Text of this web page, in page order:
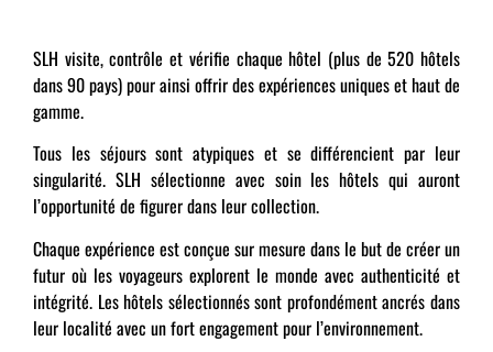
SLH visite, contrôle et vérifie chaque hôtel (plus de 520 hôtels
dans 90 pays) pour ainsi offrir des expériences uniques et haut de
gamme.
Tous les séjours sont atypiques et se différencient par leur
singularité. SLH sélectionne avec soin les hôtels qui auront
l’opportunité de figurer dans leur collection.
Chaque expérience est conçue sur mesure dans le but de créer un
futur où les voyageurs explorent le monde avec authenticité et
intégrité. Les hôtels sélectionnés sont profondément ancrés dans
leur localité avec un fort engagement pour l’environnement.